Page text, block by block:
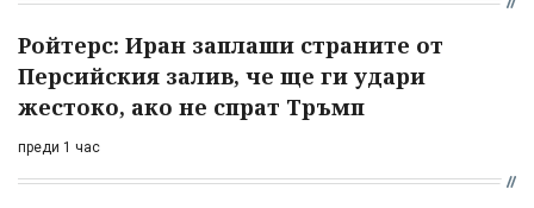
Ройтерс: Иран заплаши страните от
Персийския залив, че ще ги удари
жестоко, ако не спрат Тръмп
преди 1 час